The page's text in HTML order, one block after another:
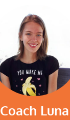
Coach Luna